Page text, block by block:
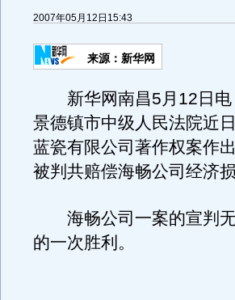
2007年05月12日15:43
来源：新华网
新华网南昌5月12日电
景德镇市中级人民法院近
蓝瓷有限公司著作权案作
被判共赔偿海畅公司经济
海畅公司一案的宣判无
的一次胜利。